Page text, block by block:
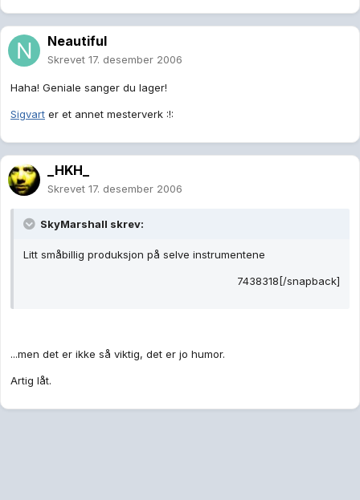
Neautiful
Skrevet 17. desember 2006
Haha! Geniale sanger du lager!
Sigvart er et annet mesterverk :!:
_HKH_
Skrevet 17. desember 2006
SkyMarshall skrev:
Litt småbillig produksjon på selve instrumentene
7438318[/snapback]
...men det er ikke så viktig, det er jo humor.
Artig låt.